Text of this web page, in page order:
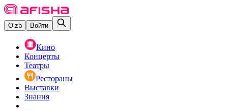
O‘zb Войти
Кино
Концерты
Театры
Рестораны
Выставки
Знания